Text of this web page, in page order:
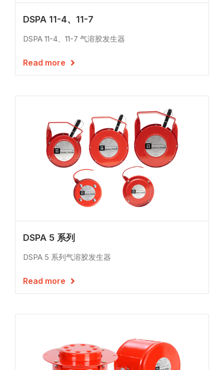
DSPA 11-4、11-7
DSPA 11-4、11-7 气溶胶发生器
Read more 
DSPA 5 系列
DSPA 5 系列气溶胶发生器
Read more 